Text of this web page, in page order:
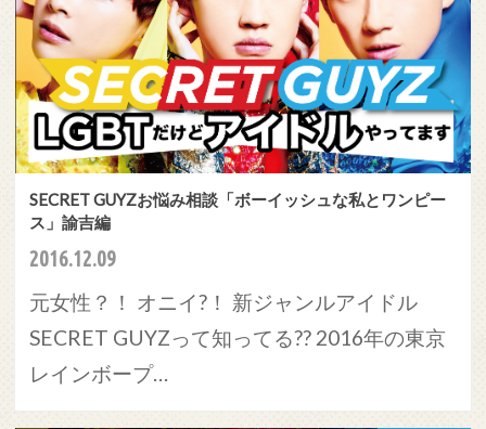
SECRET GUYZお悩み相談「ボーイッシュな私とワンピー
ス」諭吉編
2016.12.09
元女性？！ オニイ?！ 新ジャンルアイドル
SECRET GUYZって知ってる?? 2016年の東京
レインボープ…